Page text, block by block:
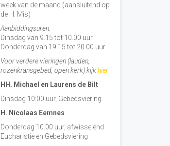
week van de maand (aansluitend op
de H. Mis)
Aanbiddingsuren:
Dinsdag van 9.15 tot 10.00 uur
Donderdag van 19.15 tot 20.00 uur
Voor verdere vieringen (lauden,
rozenkransgebed, open kerk) kijkhier
HH. Michael en Laurens de Bilt
Dinsdag 10:00 uur, Gebedsviering
H. Nicolaas Eemnes
Donderdag 10.00 uur, afwisselend
Eucharistie en Gebedsviering